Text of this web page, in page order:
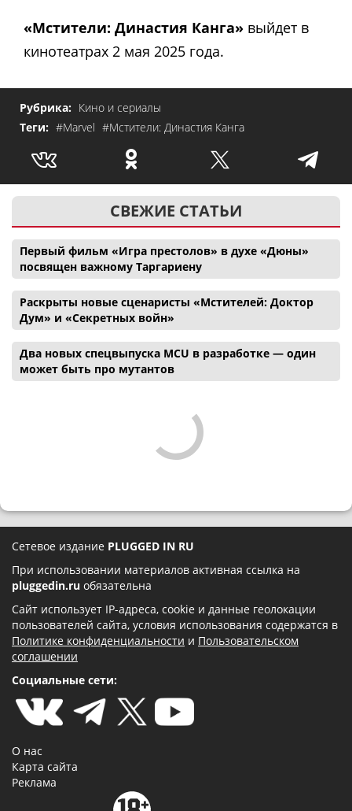
«Мстители: Династия Канга» выйдет в
кинотеатрах 2 мая 2025 года.
Рубрика: Кино и сериалы
Теги: #Marvel #Мстители: Династия Канга
СВЕЖИЕ СТАТЬИ
Первый фильм «Игра престолов» в духе «Дюны»
посвящен важному Таргариену
Раскрыты новые сценаристы «Мстителей: Доктор
Дум» и «Секретных войн»
Два новых спецвыпуска MCU в разработке — один
может быть про мутантов
Сетевое издание PLUGGED IN RU
При использовании материалов активная ссылка на
pluggedin.ru обязательна
Сайт использует IP-адреса, cookie и данные геолокации
пользователей сайта, условия использования содержатся в
Политике конфиденциальности и Пользовательском
соглашении
Социальные сети:
О нас
Карта сайта
Реклама